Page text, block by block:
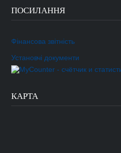
ПОСИЛАННЯ
Фінансова звітність
Установчі документи
КАРТА